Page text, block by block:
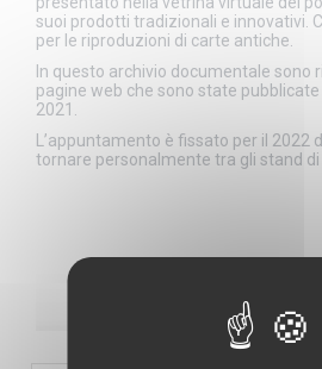
suoi prodotti tradizionali e innovativi.
per le riproduzioni di carte antiche.
In questo archivio documentale sono
pagine web che sono state
2021.
L’appuntamento è fissato per il 2022
tornare personalmente tra gli stand di
Clicca qui sotto per vedere le